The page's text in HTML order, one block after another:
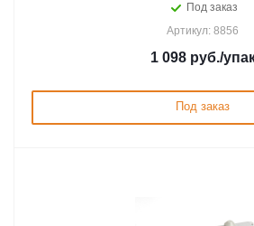
Под заказ
Артикул: 8856
1 098руб./
Под заказ